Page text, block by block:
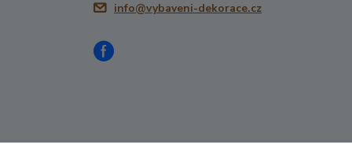
info@vybaveni-dekorace.cz